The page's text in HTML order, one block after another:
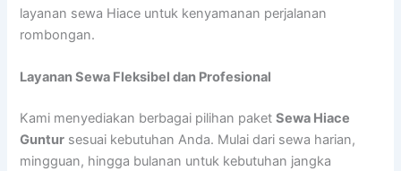
layanan sewa Hiace untuk kenyamanan perjalanan
rombongan.
Layanan Sewa Fleksibel dan Profesional
Kami menyediakan berbagai pilihan paketSewa Hiace
Guntur sesuai kebutuhan Anda. Mulai dari sewa harian,
mingguan, hingga bulanan untuk kebutuhan jangka